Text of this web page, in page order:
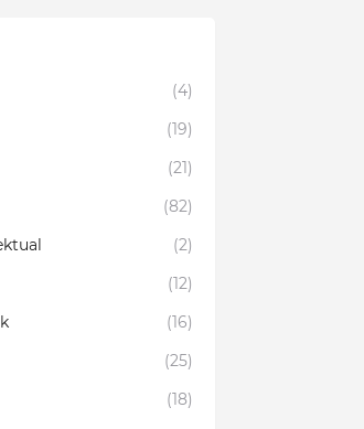
(4)
(19)
(21)
(82)
(2)
(12)
(16)
(25)
(18)